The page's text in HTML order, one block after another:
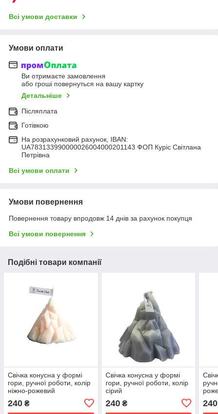
Всі умови доставки
Умови оплати
Ви отримаєте замовлення
або гроші повернуться на вашу картку
Детальніше
Післяплата
Готівкою
На розрахунковий рахунок, IBAN:
UA783133990000026004000201143 ФОП Куріс Світлана
Петрівна
Всі умови оплати
Умови повернення
Повернення товару впродовж 14 днів за рахунок покупця
Всі умови повернення
Подібні товари компанії
Свічка конусна у формі
гори, ручної роботи, колір
ніжно-рожевий
240 ₴
Свічка конусна у формі
гори, ручної роботи, колір
сірий
240₴ 240